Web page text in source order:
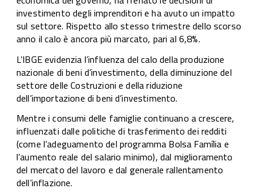
investimento degli imprenditori e ha avuto un impatto
sul settore. Rispetto allo stesso trimestre dello scorso
anno il calo è ancora più marcato, pari al 6,8%.
L’IBGE evidenzia l’influenza del calo della produzione
nazionale di beni d’investimento, della diminuzione del
settore delle Costruzioni e della riduzione
dell’importazione di beni d’investimento.
Mentre i consumi delle famiglie continuano a crescere,
influenzati dalle politiche di trasferimento dei redditi
(come l’adeguamento del programma Bolsa Família e
l’aumento reale del salario minimo), dal miglioramento
del mercato del lavoro e dal generale rallentamento
dell’inflazione.